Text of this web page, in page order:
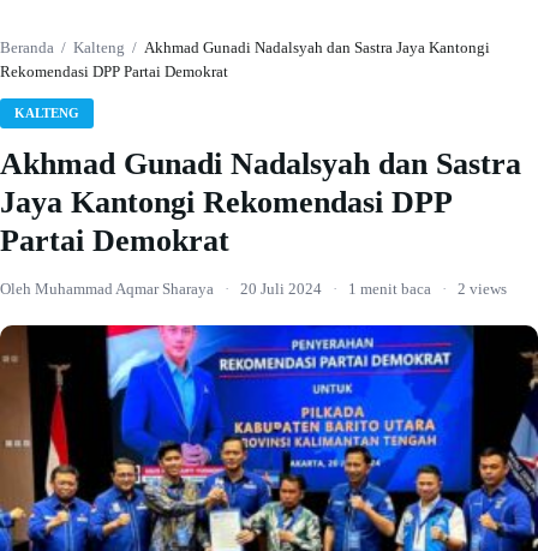
Beranda / Kalteng / Akhmad Gunadi Nadalsyah dan Sastra Jaya Kantongi
Rekomendasi DPP Partai Demokrat
KALTENG
Akhmad Gunadi Nadalsyah dan Sastra
Jaya Kantongi Rekomendasi DPP
Partai Demokrat
Oleh Muhammad Aqmar Sharaya · 20 Juli 2024 · 1 menit baca · 2 views